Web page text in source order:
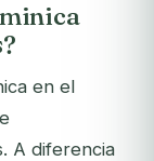
en el
A diferencia